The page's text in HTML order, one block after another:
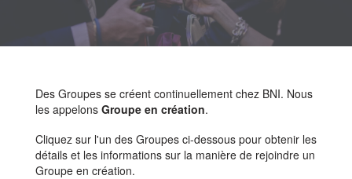
Des Groupes se créent continuellement chez BNI. Nous
les appelons Groupe en création.
Cliquez sur l'un des Groupes ci-dessous pour obtenir les
détails et les informations sur la manière de rejoindre un
Groupe en création.